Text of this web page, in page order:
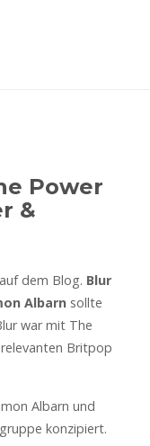
Power
&
dem Blog. Blur
Albarn sollte
war mit The
Britpop
Albarn und
konzipiert.